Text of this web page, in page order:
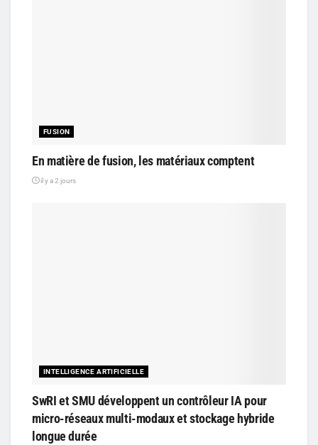
FUSION
En matière de fusion, les matériaux comptent
il y a 2 jours
INTELLIGENCE ARTIFICIELLE
SwRI et SMU développent un contrôleur IA pour
micro-réseaux multi-modaux et stockage hybride
longue durée